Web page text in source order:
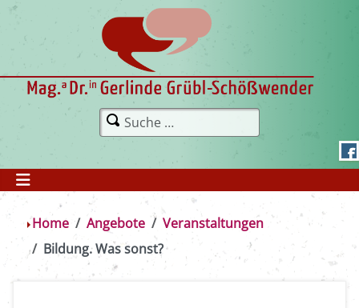
Home Angebote
Veranstaltungen
Bildung. Was sonst?